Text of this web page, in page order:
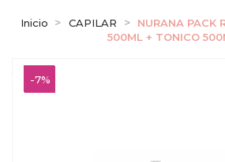
Inicio CAPILAR
NURANA PACK
500ML + TONICO
-7%
-7%